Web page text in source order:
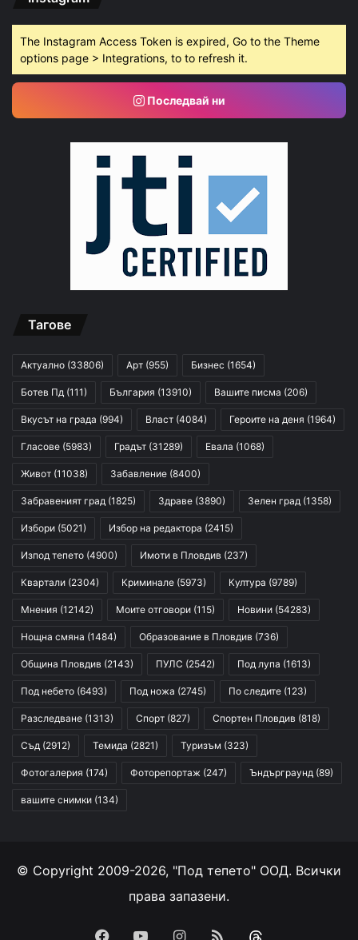
The Instagram Access Token is expired, Go to the Theme
options page > Integrations, to to refresh it.
Последвай ни
Тагове
Актуално (33806) Арт (955) Бизнес (1654)
Ботев Пд (111) България (13910) Вашите писма (206)
Вкусът на града (994) Власт (4084) Героите на деня (1964)
Гласове (5983) Градът (31289) Евала (1068)
Живот (11038) Забавление (8400)
Забравеният град (1825) Здраве (3890) Зелен град (1358)
Избори (5021) Избор на редактора (2415)
Изпод тепето (4900) Имоти в Пловдив (237)
Квартали (2304) Криминале (5973) Култура (9789)
Мнения (12142) Моите отговори (115) Новини (54283)
Нощна смяна (1484) Образование в Пловдив (736)
Община Пловдив (2143) ПУЛС (2542) Под лупа (1613)
Под небето (6493) Под ножа (2745) По следите (123)
Разследване (1313) Спорт (827) Спортен Пловдив (818)
Съд (2912) Темида (2821) Туризъм (323)
Фотогалерия (174) Фоторепортаж (247) Ъндърграунд (89)
вашите снимки (134)
© Copyright 2009-2026, "Под тепето" ООД. Всички
права запазени.
FacebookYouTubeInstagram
RSS